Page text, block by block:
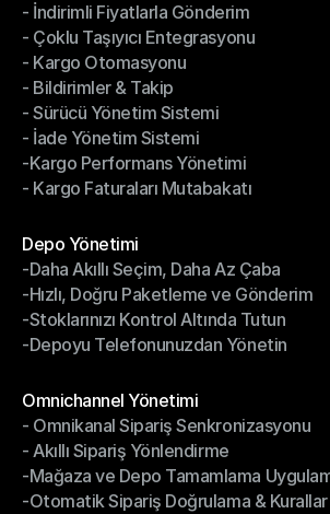
Gönderim Yönetimi
- İndirimli Fiyatlarla Gönderim
- İndirimli Fiyatlarla Gönderim
- Çoklu Taşıyıcı Entegrasyonu
- Çoklu Taşıyıcı Entegrasyonu
- Kargo Otomasyonu
- Kargo Otomasyonu
- Bildirimler & Takip
- Bildirimler & Takip
- Sürücü Yönetim Sistemi
- Sürücü Yönetim Sistemi
- İade Yönetim Sistemi
- İade Yönetim Sistemi
-Kargo Performans Yönetimi
-Kargo Performans Yönetimi
- Kargo Faturaları Mutabakatı
Depo Yönetimi
Depo Yönetimi
-Daha Akıllı Seçim, Daha Az Çaba
-Daha Akıllı Seçim, Daha Az Çaba
-Hızlı, Doğru Paketleme ve Gönderim
-Hızlı, Doğru Paketleme ve Gönderim
-Stoklarınızı Kontrol Altında Tutun
-Stoklarınızı Kontrol Altında Tutun
-Depoyu Telefonunuzdan Yönetin
Omnichannel Yönetimi
Omnichannel Yönetimi
- Omnikanal Sipariş Senkronizasyonu
- Omnikanal Sipariş Senkronizasyonu
- Akıllı Sipariş Yönlendirme
- Akıllı Sipariş Yönlendirme
-Mağaza ve Depo Tamamlama
-Mağaza ve Depo Tamamlama
-Otomatik Sipariş Doğrulama & Kurallar